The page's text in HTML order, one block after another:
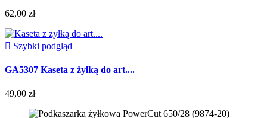
62,00 zł
 Szybki podgląd
GA5307 Kaseta z żyłką do art....
49,00 zł